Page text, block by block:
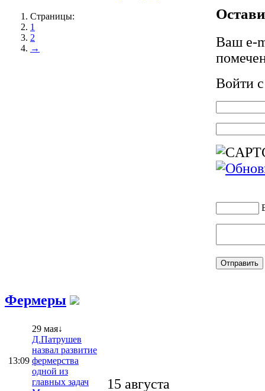
Страницы:
1
2
→
Ваш e-
Войти
Фермеры
13:09
29 мая↓
Д.Патрушев
назвал развитие
фермерства
одной из
главных задач
15 августа